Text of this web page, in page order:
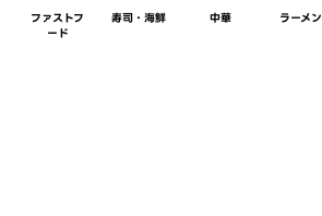
ファストフ
ード
寿司・海鮮 中華 ラーメン